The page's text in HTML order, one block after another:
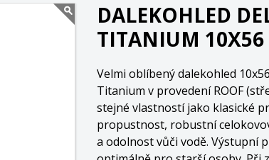
DALEKOHLED
TITANIUM 10X56
Velmi oblíbený dalekohled
Titanium v provedení ROOF
stejné vlastností jako klasické
propustnost, robustní
a odolnost vůči vodě. Výstupní